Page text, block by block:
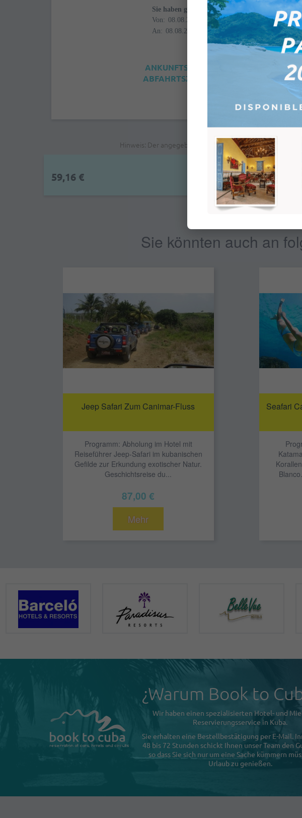
Sie haben gewählt
Von:
An:
ANKUNFTSZEIT: 4:00PM
ABFAHRTSZEIT: 12:00PM
Hinweis: Der angegebene Preis ist nicht der Endpreis.
59,16 €
Sie könnten auch an
Jeep Safari Zum Canimar-Fluss
Programm: Abholung im Hotel mit
Reiseführer Jeep-Safari im kubanischen
Gefilde zur Erkundung exotischer Natur.
Geschichtsreise du...
87,00 €
Mehr
Seafari
¿Warum Book to
Wir haben einen spezialisierten Hotel- und
Reservierungsservice in Kuba.
Sie erhalten eine Bestellbestätigung per E-Mail.
48 bis 72 Stunden schickt Ihnen unser Team den
so dass Sie sich nur um eine Sache kümmern
Urlaub zu genießen.